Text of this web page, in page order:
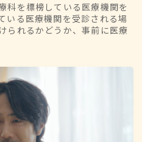
科を標榜している医療機関を
いる医療機関を受診される場
られるかどうか、事前に医療